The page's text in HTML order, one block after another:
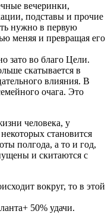
вечеринки,
подставы и прочие
нужно в первую
меняя и превращая его
зато во благо Цели.
скатывается в
влияния. В
очага. Это
человека, у
становится
полгода, а то и год,
и скитаются с
вокруг, то в этой
50% удачи.